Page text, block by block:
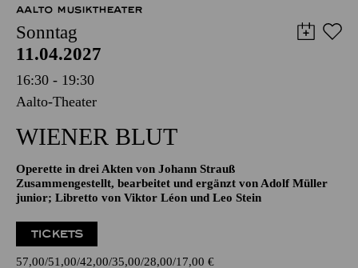
20,00€
AALTO MUSIKTHEATER
Sonntag
11.04.2027
16:30 - 19:30
WIENER BLUT
Zusammengestellt, bearbeitet und ergänzt von Adolf Müller
junior; Libretto von Viktor Léon und Leo Stein